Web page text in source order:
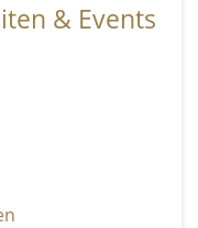
& Events